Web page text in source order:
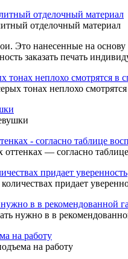
отделочный материал
Это нанесенные на
заказать печать
тонах неплохо
— согласно
придает
нужно в в
на работу